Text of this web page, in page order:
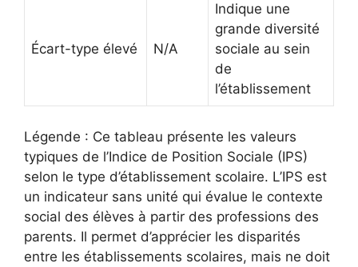
Écart-type élevé N/A
Indique une
grande diversité
sociale au sein
de
l’établissement
Légende : Ce tableau présente les valeurs
typiques de l’Indice de Position Sociale (IPS)
selon le type d’établissement scolaire. L’IPS est
un indicateur sans unité qui évalue le contexte
social des élèves à partir des professions des
parents. Il permet d’apprécier les disparités
entre les établissements scolaires, mais ne doit